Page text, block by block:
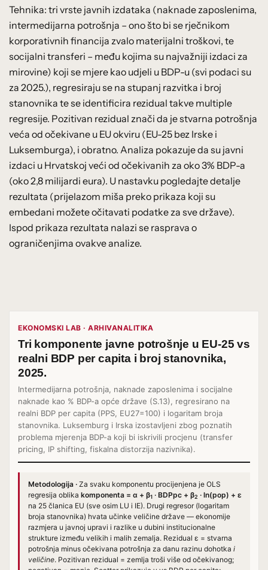
Tehnika: tri vrste javnih izdataka (naknade zaposlenima,
intermedijarna potrošnja – ono što bi se rječnikom
korporativnih financija zvalo materijalni troškovi, te
socijalni transferi – među kojima su najvažniji izdaci za
mirovine) koji se mjere kao udjeli u BDP-u (svi podaci su
za 2025.), regresiraju se na stupanj razvitka i broj
stanovnika te se identificira rezidual takve multiple
regresije. Pozitivan rezidual znači da je stvarna potrošnja
veća od očekivane u EU okviru (EU-25 bez Irske i
Luksemburga), i obratno. Analiza pokazuje da su javni
izdaci u Hrvatskoj veći od očekivanih za oko 3% BDP-a
(oko 2,8 milijardi eura). U nastavku pogledajte detalje
rezultata (prijelazom miša preko prikaza koji su
embedani možete očitavati podatke za sve države).
Ispod prikaza rezultata nalazi se rasprava o
ograničenjima ovakve analize.
EKONOMSKI LAB · ARHIVANALITIKA
Tri komponente javne potrošnje u EU-25 vs
realni BDP per capita i broj stanovnika,
2025.
Intermedijarna potrošnja, naknade zaposlenima i socijalne
naknade kao % BDP-a opće države (S.13), regresirano na
realni BDP per capita (PPS, EU27=100) i logaritam broja
stanovnika. Luksemburg i Irska izostavljeni zbog poznatih
problema mjerenja BDP-a koji bi iskrivili procjenu (transfer
pricing, IP shifting, fiskalna distorzija nazivnika).
Metodologija · Za svaku komponentu procijenjena je OLS
regresija oblika komponenta = α + β1 · BDPpc + β2 · ln(pop) + ε
na 25 članica EU (sve osim LU i IE). Drugi regresor (logaritam
broja stanovnika) hvata učinke veličine države — ekonomije
razmjera u javnoj upravi i razlike u dubini institucionalne
strukture između velikih i malih zemalja. Rezidual ε = stvarna
potrošnja minus očekivana potrošnja za danu razinu dohotka i
veličine. Pozitivan rezidual = zemlja troši više od očekivanog;